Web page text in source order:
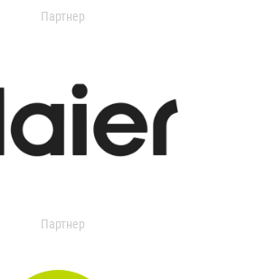
Партнер
Партнер